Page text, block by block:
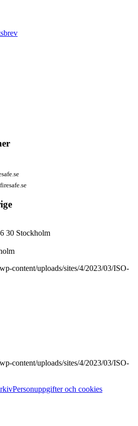
30 Stockholm
Personuppgifter och cookies